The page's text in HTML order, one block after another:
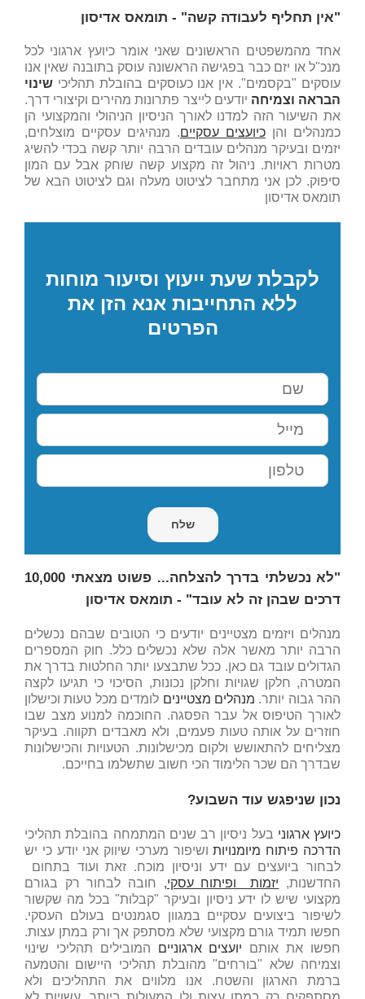
"אין תחליף לעבודה קשה" - תומאס אדיסון
אחד מהמשפטים הראשונים שאני אומר כיועץ ארגוני לכל
מנכ"ל או יזם כבר בפגישה הראשונה עוסק בתובנה שאין אנו
עוסקים "בקסמים". אין אנו כעוסקים בהובלת תהליכי שינוי
הבראה וצמיחה יודעים לייצר פתרונות מהירים וקיצורי דרך.
את השיעור הזה למדנו לאורך הניסיון הניהולי והמקצועי הן
כמנהלים והן כיועצים עסקיים. מנהיגים עסקיים מוצלחים,
יזמים ובעיקר מנהלים עובדים הרבה יותר קשה בכדי להשיג
מטרות ראויות. ניהול זה מקצוע קשה שוחק אבל עם המון
סיפוק. לכן אני מתחבר לציטוט מעלה וגם לציטוט הבא של
תומאס אדיסון
לקבלת שעת ייעוץ וסיעור מוחות
ללא התחייבות אנא הזן את
הפרטים
"לא נכשלתי בדרך להצלחה... פשוט מצאתי 10,000
דרכים שבהן זה לא עובד" - תומאס אדיסון
מנהלים ויזמים מצטיינים יודעים כי הטובים שבהם נכשלים
הרבה יותר מאשר אלה שלא נכשלים כלל. חוק המספרים
הגדולים עובד גם כאן. ככל שתבצעו יותר החלטות בדרך את
המטרה, חלקן שגויות וחלקן נכונות, הסיכוי כי תגיעו לקצה
ההר גבוה יותר. מנהלים מצטיינים לומדים מכל טעות וכישלון
לאורך הטיפוס אל עבר הפסגה. החוכמה למנוע מצב שבו
חוזרים על אותה טעות פעמים, ולא מאבדים תקווה. בעיקר
מצליחים להתאושש ולקום מכישלונות. הטעויות והכישלונות
שבדרך הם שכר הלימוד הכי חשוב שתשלמו בחייכם.
נכון שניפגש עוד השבוע?
כיועץ ארגוני בעל ניסיון רב שנים המתמחה בהובלת תהליכי
הדרכה פיתוח מיומנויותושיפור מערכי שיווק אני יודע כי יש
לבחור ביועצים עם ידע וניסיון מוכח. זאת ועוד בתחום
החדשנות, יזמות ופיתוח עסקי, חובה לבחור רק בגורם
מקצועי שיש לו ידע ניסיון ובעיקר "קבלות" בכל מה שקשור
לשיפור ביצועים עסקיים במגוון סגמנטים בעולם העסקי.
חפשו תמיד גורם מקצועי שלא מסתפק אך ורק במתן עצות.
חפשו את אותם יועצים ארגוניים המובילים תהליכי שינוי
וצמיחה שלא "בורחים" מהובלת תהליכי היישום והטמעה
ברמת הארגון והשטח. אנו מלווים את התהליכים ולא